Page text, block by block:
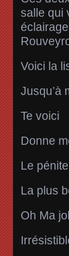
salle qui
Voici la
Jusqu’à
Te voici
Donne
Le
La plus
Oh Ma